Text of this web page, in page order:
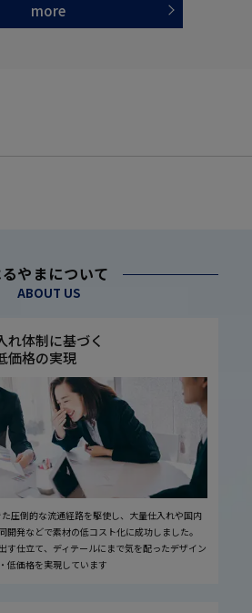
more
やまについて
ABOUT US
れ体制に基づく
価格の実現
圧倒的な流通経路を駆使し、大量仕入れや国内
開発などで素材の低コスト化に成功しました。
す仕立て、ディテールにまで気を配ったデザイン
低価格を実現しています